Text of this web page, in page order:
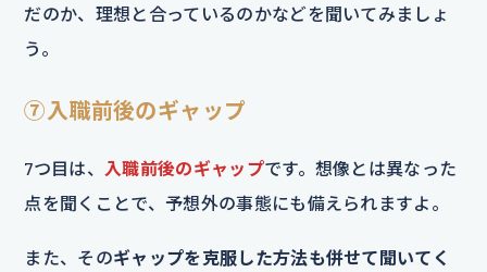
だのか、理想と合っているのかなどを聞いてみましょ
う。
⑦入職前後のギャップ
7つ目は、 入職前後のギャップです。想像とは異なった
点を聞くことで、予想外の事態にも備えられますよ。
また、そのギャップを克服した方法も併せて聞いてく